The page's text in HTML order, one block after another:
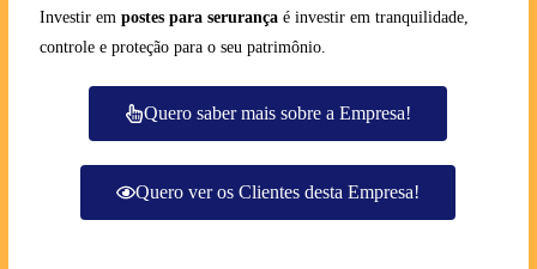
Investir em postes para serurançaé investir em tranquilidade,
controle e proteção para o seu patrimônio.
Quero saber mais sobre a Empresa!
Quero ver os Clientes desta Empresa!